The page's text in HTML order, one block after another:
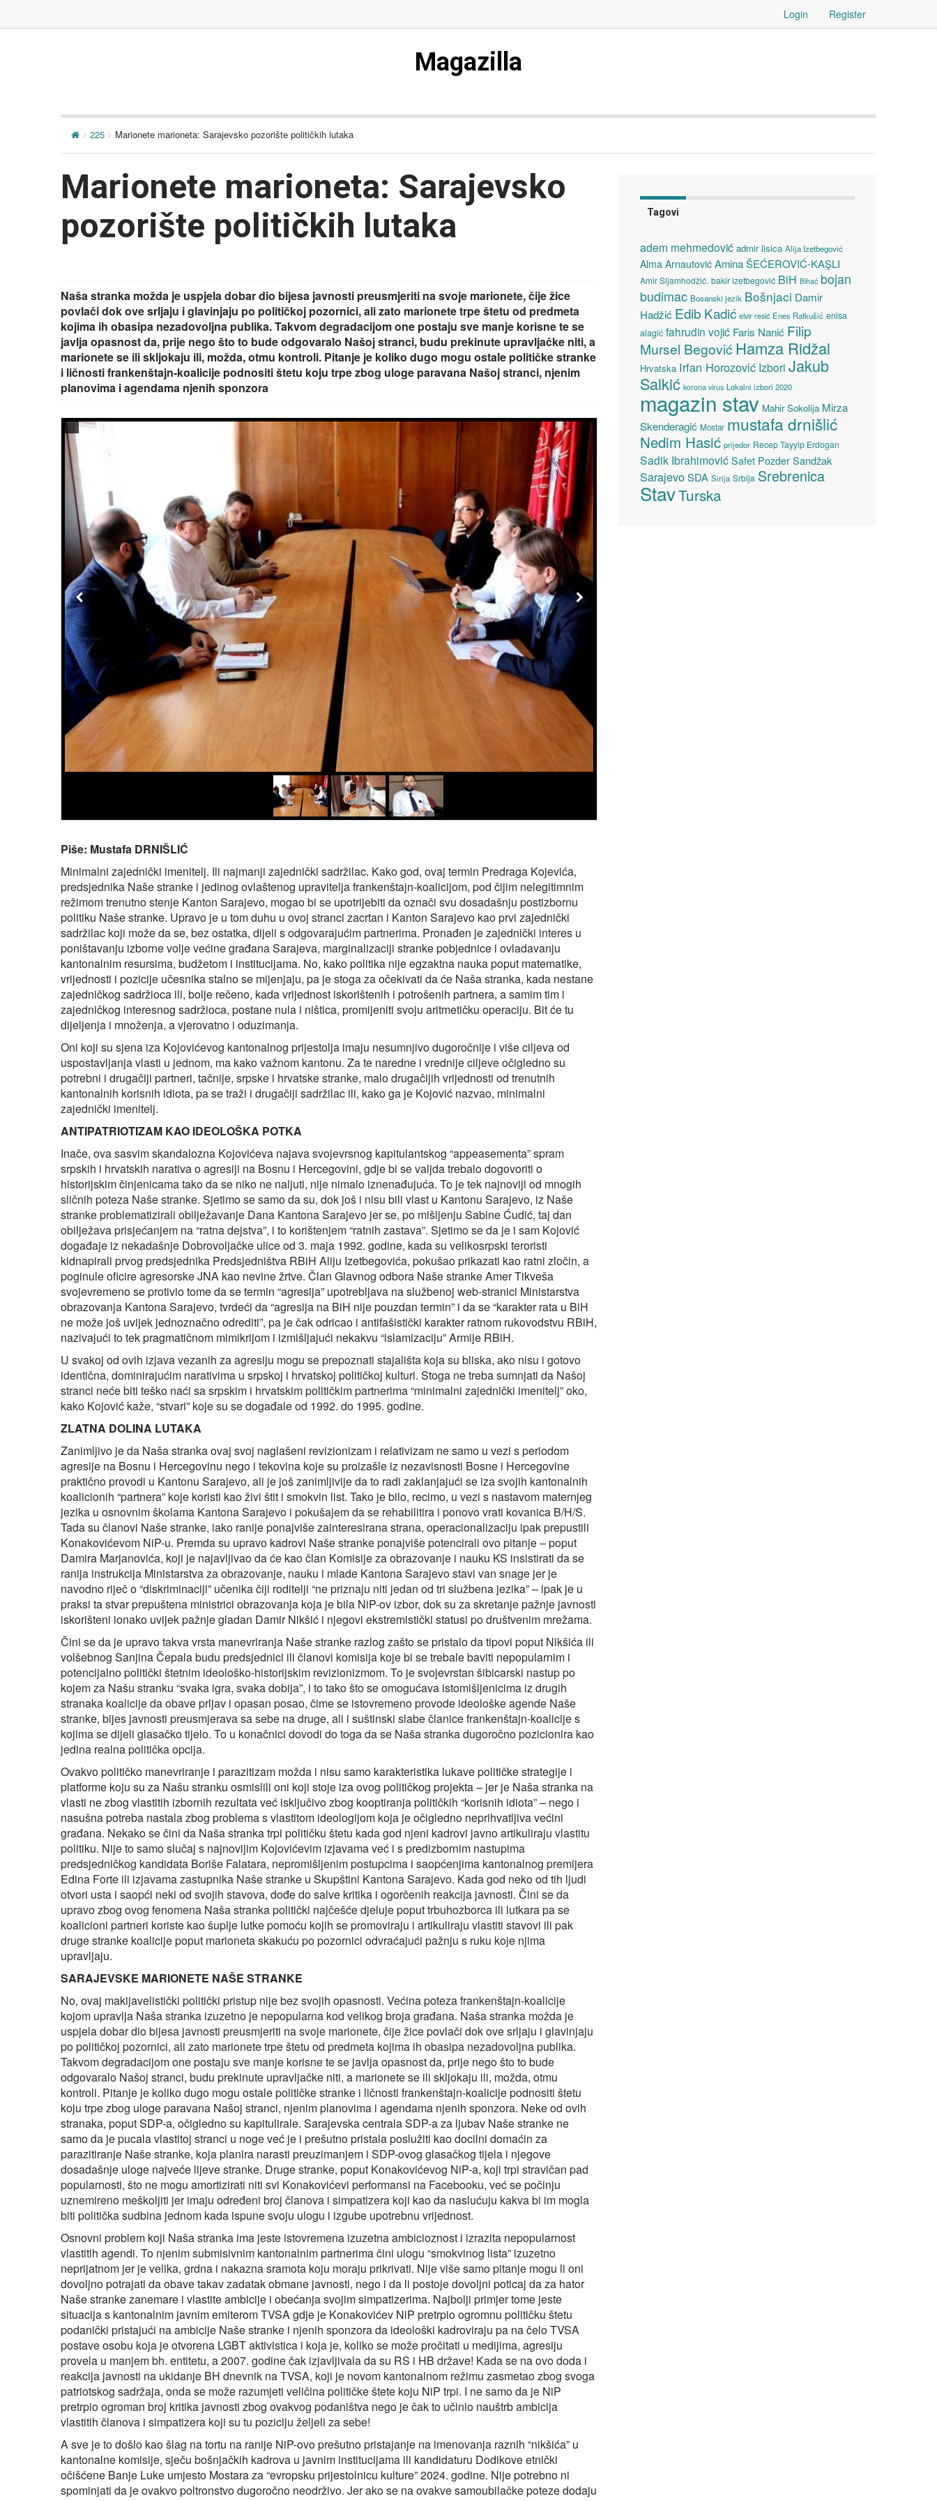
Login Register
Magazilla
225 Marionete marioneta: Sarajevsko pozorište političkih lutaka
Marionete marioneta: Sarajevsko
pozorište političkih lutaka
Naša stranka možda je uspjela dobar dio bijesa javnosti preusmjeriti na svoje marionete, čije žice
povlači dok ove srljaju i glavinjaju po političkoj pozornici, ali zato marionete trpe štetu od predmeta
kojima ih obasipa nezadovoljna publika. Takvom degradacijom one postaju sve manje korisne te se
javlja opasnost da, prije nego što to bude odgovaralo Našoj stranci, budu prekinute upravljačke niti, a
marionete se ili skljokaju ili, možda, otmu kontroli. Pitanje je koliko dugo mogu ostale političke stranke
i ličnosti frankenštajn-koalicije podnositi štetu koju trpe zbog uloge paravana Našoj stranci, njenim
planovima i agendama njenih sponzora
Piše: Mustafa DRNIŠLIĆ
Minimalni zajednički imenitelj. Ili najmanji zajednički sadržilac. Kako god, ovaj termin Predraga Kojevića,
predsjednika Naše stranke i jedinog ovlaštenog upravitelja frankenštajn-koalicijom, pod čijim nelegitimnim
režimom trenutno stenje Kanton Sarajevo, mogao bi se upotrijebiti da označi svu dosadašnju postizbornu
politiku Naše stranke. Upravo je u tom duhu u ovoj stranci zacrtan i Kanton Sarajevo kao prvi zajednički
sadržilac koji može da se, bez ostatka, dijeli s odgovarajućim partnerima. Pronađen je zajednički interes u
poništavanju izborne volje većine građana Sarajeva, marginalizaciji stranke pobjednice i ovladavanju
kantonalnim resursima, budžetom i institucijama. No, kako politika nije egzaktna nauka poput matematike,
vrijednosti i pozicije učesnika stalno se mijenjaju, pa je stoga za očekivati da će Naša stranka, kada nestane
zajedničkog sadržioca ili, bolje rečeno, kada vrijednost iskorištenih i potrošenih partnera, a samim tim i
zajedničkog interesnog sadržioca, postane nula i ništica, promijeniti svoju aritmetičku operaciju. Bit će tu
dijeljenja i množenja, a vjerovatno i oduzimanja.
Oni koji su sjena iza Kojovićevog kantonalnog prijestolja imaju nesumnjivo dugoročnije i više ciljeva od
uspostavljanja vlasti u jednom, ma kako važnom kantonu. Za te naredne i vrednije ciljeve očigledno su
potrebni i drugačiji partneri, tačnije, srpske i hrvatske stranke, malo drugačijih vrijednosti od trenutnih
kantonalnih korisnih idiota, pa se traži i drugačiji sadržilac ili, kako ga je Kojović nazvao, minimalni
zajednički imenitelj.
ANTIPATRIOTIZAM KAO IDEOLOŠKA POTKA
Inače, ova sasvim skandalozna Kojovićeva najava svojevrsnog kapitulantskog “appeasementa” spram
srpskih i hrvatskih narativa o agresiji na Bosnu i Hercegovini, gdje bi se valjda trebalo dogovoriti o
historijskim činjenicama tako da se niko ne naljuti, nije nimalo iznenađujuća. To je tek najnoviji od mnogih
sličnih poteza Naše stranke. Sjetimo se samo da su, dok još i nisu bili vlast u Kantonu Sarajevo, iz Naše
stranke problematizirali obilježavanje Dana Kantona Sarajevo jer se, po mišljenju Sabine Ćudić, taj dan
obilježava prisjećanjem na “ratna dejstva”, i to korištenjem “ratnih zastava”. Sjetimo se da je i sam Kojović
događaje iz nekadašnje Dobrovoljačke ulice od 3. maja 1992. godine, kada su velikosrpski teroristi
kidnapirali prvog predsjednika Predsjedništva RBiH Aliju Izetbegovića, pokušao prikazati kao ratni zločin, a
poginule oficire agresorske JNA kao nevine žrtve. Član Glavnog odbora Naše stranke Amer Tikveša
svojevremeno se protivio tome da se termin “agresija” upotrebljava na službenoj web-stranici Ministarstva
obrazovanja Kantona Sarajevo, tvrdeći da “agresija na BiH nije pouzdan termin” i da se “karakter rata u BiH
ne može još uvijek jednoznačno odrediti”, pa je čak odricao i antifašistički karakter ratnom rukovodstvu RBiH,
nazivajući to tek pragmatičnom mimikrijom i izmišljajući nekakvu “islamizaciju” Armije RBiH.
U svakoj od ovih izjava vezanih za agresiju mogu se prepoznati stajališta koja su bliska, ako nisu i gotovo
identična, dominirajućim narativima u srpskoj i hrvatskoj političkoj kulturi. Stoga ne treba sumnjati da Našoj
stranci neće biti teško naći sa srpskim i hrvatskim političkim partnerima “minimalni zajednički imenitelj” oko,
kako Kojović kaže, “stvari” koje su se događale od 1992. do 1995. godine.
ZLATNA DOLINA LUTAKA
Zanimljivo je da Naša stranka ovaj svoj naglašeni revizionizam i relativizam ne samo u vezi s periodom
agresije na Bosnu i Hercegovinu nego i tekovina koje su proizašle iz nezavisnosti Bosne i Hercegovine
praktično provodi u Kantonu Sarajevo, ali je još zanimljivije da to radi zaklanjajući se iza svojih kantonalnih
koalicionih “partnera” koje koristi kao živi štit i smokvin list. Tako je bilo, recimo, u vezi s nastavom maternjeg
jezika u osnovnim školama Kantona Sarajevo i pokušajem da se rehabilitira i ponovo vrati kovanica B/H/S.
Tada su članovi Naše stranke, iako ranije ponajviše zainteresirana strana, operacionalizaciju ipak prepustili
Konakovićevom NiP-u. Premda su upravo kadrovi Naše stranke ponajviše potencirali ovo pitanje – poput
Damira Marjanovića, koji je najavljivao da će kao član Komisije za obrazovanje i nauku KS insistirati da se
ranija instrukcija Ministarstva za obrazovanje, nauku i mlade Kantona Sarajevo stavi van snage jer je
navodno riječ o “diskriminaciji” učenika čiji roditelji “ne priznaju niti jedan od tri službena jezika” – ipak je u
praksi ta stvar prepuštena ministrici obrazovanja koja je bila NiP-ov izbor, dok su za skretanje pažnje javnosti
iskorišteni ionako uvijek pažnje gladan Damir Nikšić i njegovi ekstremistički statusi po društvenim mrežama.
Čini se da je upravo takva vrsta manevriranja Naše stranke razlog zašto se pristalo da tipovi poput Nikšića ili
volšebnog Sanjina Čepala budu predsjednici ili članovi komisija koje bi se trebale baviti nepopularnim i
potencijalno politički štetnim ideološko-historijskim revizionizmom. To je svojevrstan šibicarski nastup po
kojem za Našu stranku “svaka igra, svaka dobija”, i to tako što se omogućava istomišljenicima iz drugih
stranaka koalicije da obave prljav i opasan posao, čime se istovremeno provode ideološke agende Naše
stranke, bijes javnosti preusmjerava sa sebe na druge, ali i suštinski slabe članice frankenštajn‑koalicije s
kojima se dijeli glasačko tijelo. To u konačnici dovodi do toga da se Naša stranka dugoročno pozicionira kao
jedina realna politička opcija.
Ovakvo političko manevriranje i parazitizam možda i nisu samo karakteristika lukave političke strategije i
platforme koju su za Našu stranku osmislili oni koji stoje iza ovog političkog projekta – jer je Naša stranka na
vlasti ne zbog vlastitih izbornih rezultata već isključivo zbog kooptiranja političkih “korisnih idiota” – nego i
nasušna potreba nastala zbog problema s vlastitom ideologijom koja je očigledno neprihvatljiva većini
građana. Nekako se čini da Naša stranka trpi političku štetu kada god njeni kadrovi javno artikuliraju vlastitu
politiku. Nije to samo slučaj s najnovijim Kojovićevim izjavama već i s predizbornim nastupima
predsjedničkog kandidata Boriše Falatara, nepromišljenim postupcima i saopćenjima kantonalnog premijera
Edina Forte ili izjavama zastupnika Naše stranke u Skupštini Kantona Sarajevo. Kada god neko od tih ljudi
otvori usta i saopći neki od svojih stavova, dođe do salve kritika i ogorčenih reakcija javnosti. Čini se da
upravo zbog ovog fenomena Naša stranka politički najčešće djeluje poput trbuhozborca ili lutkara pa se
koalicioni partneri koriste kao šuplje lutke pomoću kojih se promoviraju i artikuliraju vlastiti stavovi ili pak
druge stranke koalicije poput marioneta skakuću po pozornici odvraćajući pažnju s ruku koje njima
upravljaju.
SARAJEVSKE MARIONETE NAŠE STRANKE
No, ovaj makijavelistički politički pristup nije bez svojih opasnosti. Većina poteza frankenštajn‑koalicije
kojom upravlja Naša stranka izuzetno je nepopularna kod velikog broja građana. Naša stranka možda je
uspjela dobar dio bijesa javnosti preusmjeriti na svoje marionete, čije žice povlači dok ove srljaju i glavinjaju
po političkoj pozornici, ali zato marionete trpe štetu od predmeta kojima ih obasipa nezadovoljna publika.
Takvom degradacijom one postaju sve manje korisne te se javlja opasnost da, prije nego što to bude
odgovaralo Našoj stranci, budu prekinute upravljačke niti, a marionete se ili skljokaju ili, možda, otmu
kontroli. Pitanje je koliko dugo mogu ostale političke stranke i ličnosti frankenštajn-koalicije podnositi štetu
koju trpe zbog uloge paravana Našoj stranci, njenim planovima i agendama njenih sponzora. Neke od ovih
stranaka, poput SDP-a, očigledno su kapitulirale. Sarajevska centrala SDP-a za ljubav Naše stranke ne
samo da je pucala vlastitoj stranci u noge već je i prešutno pristala poslužiti kao docilni domaćin za
parazitiranje Naše stranke, koja planira narasti preuzimanjem i SDP-ovog glasačkog tijela i njegove
dosadašnje uloge najveće lijeve stranke. Druge stranke, poput Konakovićevog NiP-a, koji trpi stravičan pad
popularnosti, što ne mogu amortizirati niti svi Konakovićevi performansi na Facebooku, već se počinju
uznemireno meškoljiti jer imaju određeni broj članova i simpatizera koji kao da naslućuju kakva bi im mogla
biti politička sudbina jednom kada ispune svoju ulogu i izgube upotrebnu vrijednost.
Osnovni problem koji Naša stranka ima jeste istovremena izuzetna ambicioznost i izrazita nepopularnost
vlastitih agendi. To njenim submisivnim kantonalnim partnerima čini ulogu “smokvinog lista” izuzetno
neprijatnom jer je velika, grdna i nakazna sramota koju moraju prikrivati. Nije više samo pitanje mogu li oni
dovoljno potrajati da obave takav zadatak obmane javnosti, nego i da li postoje dovoljni poticaj da za hator
Naše stranke zanemare i vlastite ambicije i obećanja svojim simpatizerima. Najbolji primjer tome jeste
situacija s kantonalnim javnim emiterom TVSA gdje je Konakovićev NiP pretrpio ogromnu političku štetu
podanički pristajući na ambicije Naše stranke i njenih sponzora da ideološki kadroviraju pa na čelo TVSA
postave osobu koja je otvorena LGBT aktivistica i koja je, koliko se može pročitati u medijima, agresiju
provela u manjem bh. entitetu, a 2007. godine čak izjavljivala da su RS i HB države! Kada se na ovo doda i
reakcija javnosti na ukidanje BH dnevnik na TVSA, koji je novom kantonalnom režimu zasmetao zbog svoga
patriotskog sadržaja, onda se može razumjeti veličina političke štete koju NiP trpi. I ne samo da je NiP
pretrpio ogroman broj kritika javnosti zbog ovakvog podaništva nego je čak to učinio nauštrb ambicija
vlastitih članova i simpatizera koji su tu poziciju željeli za sebe!
A sve je to došlo kao šlag na tortu na ranije NiP-ovo prešutno pristajanje na imenovanja raznih “nikšića” u
kantonalne komisije, sječu bošnjačkih kadrova u javnim institucijama ili kandidaturu Dodikove etnički
očišćene Banje Luke umjesto Mostara za “evropsku prijestolnicu kulture” 2024. godine. Nije potrebno ni
spominjati da je ovakvo poltronstvo dugoročno neodrživo. Jer ako se na ovakve samoubilačke poteze dodaju
Tagovi
adem mehmedović admir lisica Alija Izetbegović
Alma Arnautović Amina ŠEĆEROVIĆ-KAŞLI
Amir Sijamhodžić. bakir izetbegović BiH Bihać bojan
budimac Bosanski jezik Bošnjaci Damir
Hadžić Edib Kadić elvir resić Enes Ratkušić enisa
alagić fahrudin vojić Faris Nanić Filip
Mursel Begović Hamza Ridžal
Hrvatska Irfan Horozović Izbori Jakub
Salkić korona virus Lokalni izbori 2020
magazin stav Mahir Sokolija Mirza
Skenderagić Mostar mustafa drnišlić
Nedim Hasić prijedor Recep Tayyip Erdogan
Sadik Ibrahimović Safet Pozder Sandžak
SarajevoSDA Sirija Srbija Srebrenica
StavTurska